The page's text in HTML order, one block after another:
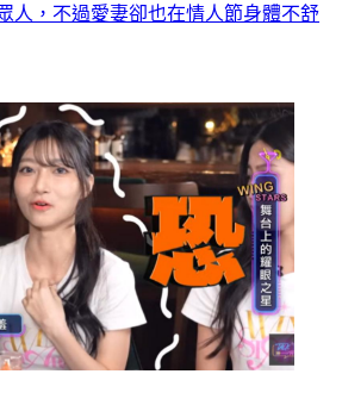
人，不過愛妻卻也在情人節身體不舒